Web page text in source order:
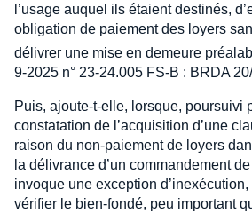
l’usage auquel ils étaient destinés,
obligation de paiement des loyers
délivrer une mise en demeure
9-2025 n° 23-24.005 FS-B : BRDA
Puis, ajoute-t-elle, lorsque, poursuivi
constatation de l’acquisition d’une
raison du non-paiement de loyers
la délivrance d’un commandement
invoque une exception
vérifier le bien-fondé, peu important